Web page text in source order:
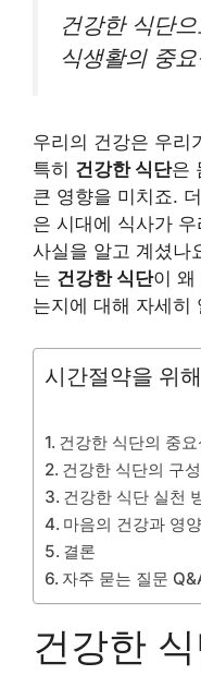
건강한 식단
식생활의 중
우리의 건강은 우리
특히 건강한 식단은
큰 영향을 미치죠.
은 시대에 식사가
사실을 알고 계셨나
는 건강한 식단이 왜
는지에 대해 자세히
시간절약을 위
건강한 식단의 중요
건강한 식단의 구
건강한 식단 실천
마음의 건강과 영
결론
자주 묻는 질문
건강한